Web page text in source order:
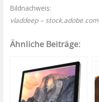
Bildnachweis:
vladdeep – stock.adobe.com
Ähnliche Beiträge: